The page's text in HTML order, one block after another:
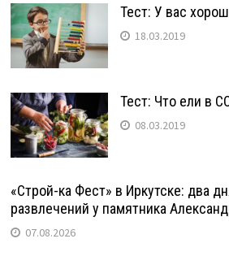
Тест: У вас
18.03.2019
Тест: Что ели в
08.03.2019
«Строй-ка Фест» в Иркутске: два
развлечений у памятника
07.08.2026